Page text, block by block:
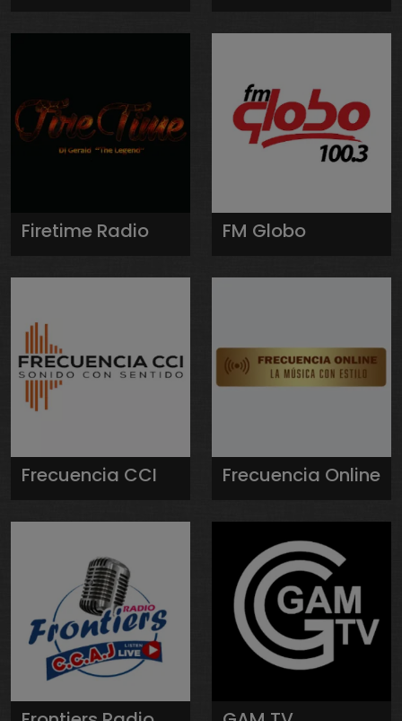
Firetime Radio FM Globo
Frecuencia CCI Frecuencia Online